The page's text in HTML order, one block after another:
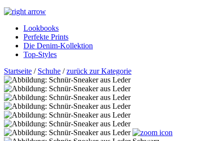
Lookbooks
Perfekte Prints
Die Denim-Kollektion
Top-Styles
Startseite / Schuhe /zurück zur Kategorie